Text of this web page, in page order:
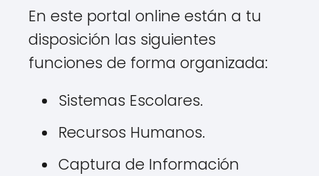
En este portal online están a tu
disposición las siguientes
funciones de forma organizada:
Sistemas Escolares.
Recursos Humanos.
Captura de Información